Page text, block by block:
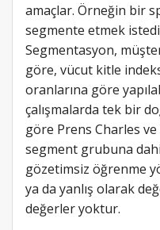
amaçlar. Örneğin bir
segmente etmek
Segmentasyon,
göre, vücut kitle
oranlarına göre
çalışmalarda tek bir
göre Prens Charles ve
segment grubuna
gözetimsiz öğrenme
ya da yanlış olarak
değerler yoktur.